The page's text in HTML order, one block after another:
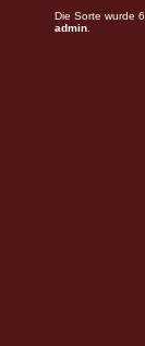
Die Sorte wurde
admin